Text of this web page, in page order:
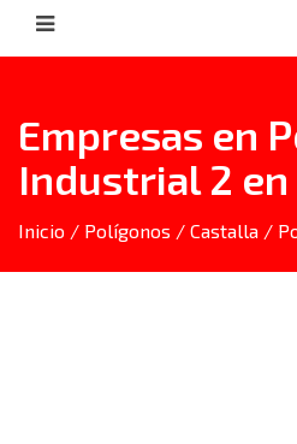
Empresas en
Industrial 2
Inicio / Polígonos / Castalla /